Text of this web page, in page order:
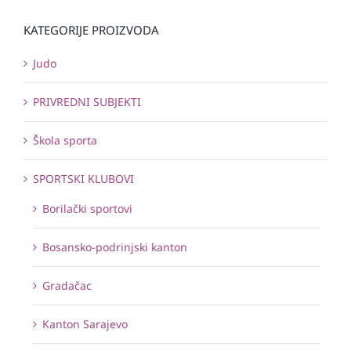
KATEGORIJE PROIZVODA
Judo
PRIVREDNI SUBJEKTI
Škola sporta
SPORTSKI KLUBOVI
Borilački sportovi
Bosansko-podrinjski kanton
Gradačac
Kanton Sarajevo